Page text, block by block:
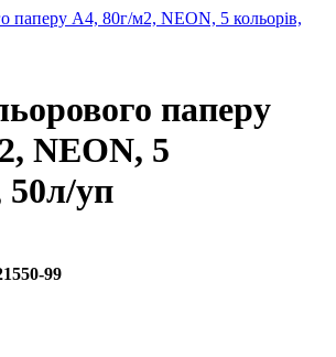
паперу
NEON, 5
50л/уп
99